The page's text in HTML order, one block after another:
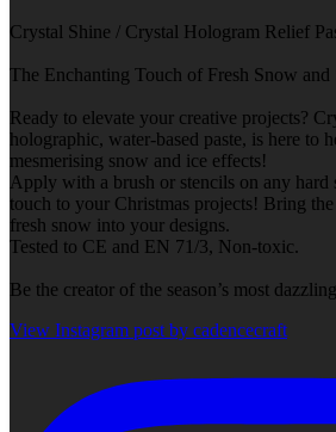
Crystal Shine / Crystal Hologram Relief
The Enchanting Touch of Fresh Snow and
Ready to elevate your creative projects?
holographic, water-based paste, is here to
mesmerising snow and ice effects!
Apply with a brush or stencils on any hard
touch to your Christmas projects! Bring
fresh snow into your designs.
Tested to CE and EN 71/3, Non-toxic.
Be the creator of the season’s most
View Instagram post by cadencecraft